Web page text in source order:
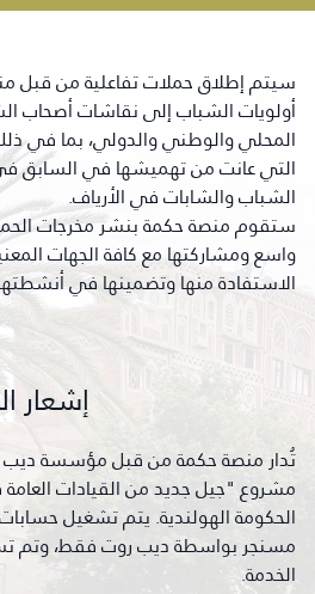
سيتم إطلاق حملات تفاعلية من قبل
أولويات الشباب إلى نقاشات أصحاب
المحلي والوطني والدولي، بما في
التي عانت من تهميشها في السابق
الشباب والشابات في الأرياف.
ستقوم منصة حكمة بنشر مخرجات
واسع ومشاركتها مع كافة الجهات
الاستفادة منها وتضمينها في
إشعار
تُدار منصة حكمة من قبل مؤسسة ديب
مشروع "جيل جديد من القيادات
الحكومة الهولندية. يتم تشغيل
مسنجر بواسطة ديب روت فقط، وتم
الخدمة.